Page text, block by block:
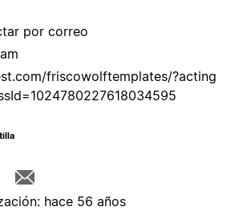
por correo
friscowolftemplates/?acting
hace 56 años